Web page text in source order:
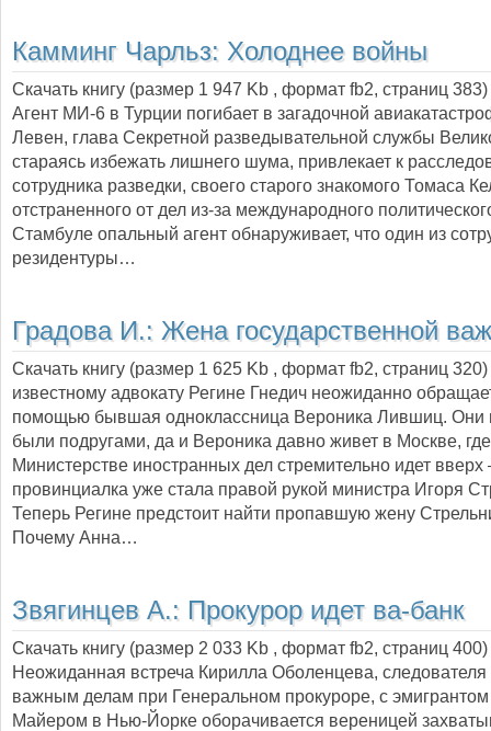
Камминг Чарльз: Холоднее войны
Скачать книгу (размер 1 947 Kb , формат fb2, страниц 383
Агент МИ-6 в Турции погибает в загадочной
Левен, глава Секретной разведывательной службы
стараясь избежать лишнего шума, привлекает к
сотрудника разведки, своего старого знакомого Томаса
отстраненного от дел из-за международного
Стамбуле опальный агент обнаруживает, что один из
резидентуры…
Градова И.: Жена государственной
Скачать книгу (размер 1 625 Kb , формат fb2, страниц 320
известному адвокату Регине Гнедич неожиданно
помощью бывшая одноклассница Вероника Лившиц. Они
были подругами, да и Вероника давно живет в Москве,
Министерстве иностранных дел стремительно идет
провинциалка уже стала правой рукой министра Игоря
Теперь Регине предстоит найти пропавшую жену
Почему Анна…
Звягинцев А.: Прокурор идет ва-банк
Скачать книгу (размер 2 033 Kb , формат fb2, страниц 400
Неожиданная встреча Кирилла Оболенцева, следователя
важным делам при Генеральном прокуроре, с
Майером в Нью-Йорке оборачивается вереницей